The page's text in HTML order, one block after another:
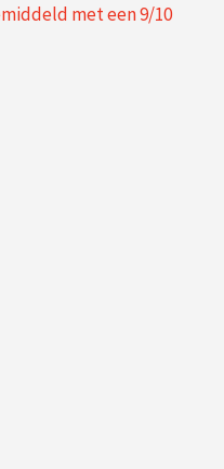
met een9/10